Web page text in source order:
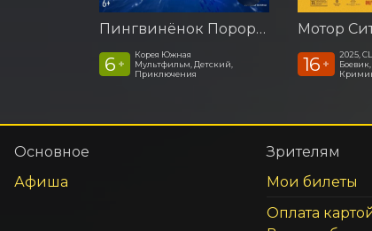
Пингвинёнок Пороро: Подводные приключения
6 +
Корея Южная
Мультфильм, Детский,
Приключения
Мотор
16 +
2025,
Основное
Афиша
Зрителям
Мои билеты
Оплата